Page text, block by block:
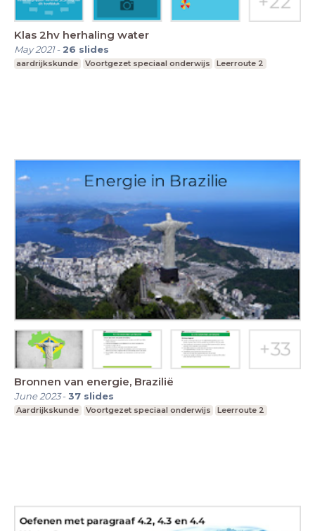
Klas 2hv herhaling water
May 2021- 26 slides
aardrijkskunde Voortgezet speciaal onderwijs Leerroute 2
Bronnen van energie, Brazilië
June 2023-37 slides
Aardrijkskunde Voortgezet speciaal onderwijs Leerroute 2